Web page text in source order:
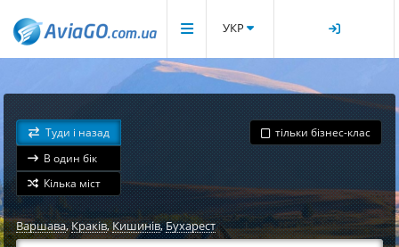
УКР
Туди і назад
В один бік
Кілька міст
тільки бізнес-клас
Варшава,Краків,Кишинів,Бухарест